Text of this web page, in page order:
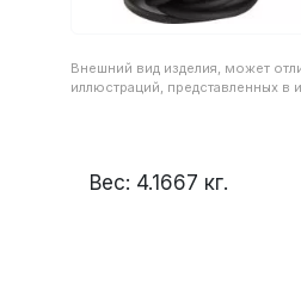
Внешний вид изделия, может
иллюстраций, представленных в
Вес: 4.1667 кг.